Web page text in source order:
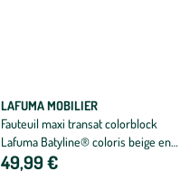
LAFUMA MOBILIER
Fauteuil maxi transat colorblock
Lafuma Batyline® coloris beige en
acier - 62 x 83 x 91 cm
49,99 €